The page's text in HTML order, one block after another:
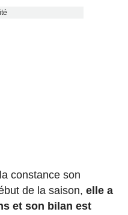
constance son
de la saison, elle a
et son bilan est